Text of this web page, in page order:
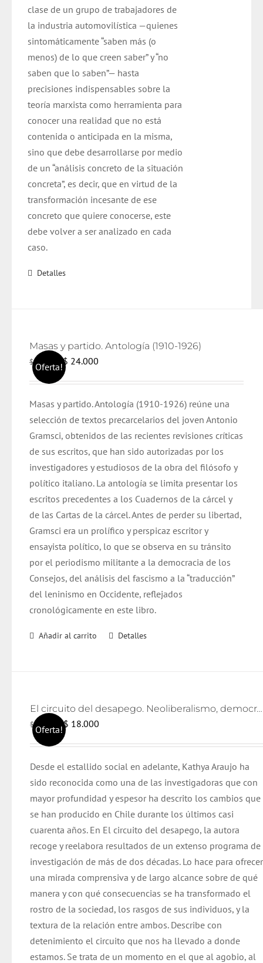
clase de un grupo de trabajadores de
la industria automovilística —quienes
sintomáticamente “saben más (o
menos) de lo que creen saber” y “no
saben que lo saben”— hasta
precisiones indispensables sobre la
teoría marxista como herramienta para
conocer una realidad que no está
contenida o anticipada en la misma,
sino que debe desarrollarse por medio
de un “análisis concreto de la situación
concreta”, es decir, que en virtud de la
transformación incesante de ese
concreto que quiere conocerse, este
debe volver a ser analizado en cada
caso.
Detalles
Oferta!
Masas y partido. Antología (1910-1926)
$25.000
El
precio
era:
$ 25.000.
$ 24.000
es:
$ 24.000.
Masas y partido. Antología (1910-1926) reúne una
selección de textos precarcelarios del joven Antonio
Gramsci, obtenidos de las recientes revisiones críticas
de sus escritos, que han sido autorizadas por los
investigadores y estudiosos de la obra del filósofo y
político italiano. La antología se limita presentar los
escritos precedentes a los Cuadernos de la cárcel y
de las Cartas de la cárcel. Antes de perder su libertad,
Gramsci era un prolífico y perspicaz escritor y
ensayista político, lo que se observa en su tránsito
por el periodismo militante a la democracia de los
Consejos, del análisis del fascismo a la “traducción”
del leninismo en Occidente, reflejados
cronológicamente en este libro.
Añadir al carrito Detalles
Oferta!
El circuito del desapego. Neoliberalismo, democratización y lazo social
$19.000
El
precio
era:
$ 19.000.
$ 18.000
es:
$ 18.000.
Desde el estallido social en adelante, Kathya Araujo ha
sido reconocida como una de las investigadoras que con
mayor profundidad y espesor ha descrito los cambios que
se han producido en Chile durante los últimos casi
cuarenta años. En El circuito del desapego, la autora
recoge y reelabora resultados de un extenso programa de
investigación de más de dos décadas. Lo hace para ofrecer
una mirada comprensiva y de largo alcance sobre de qué
manera y con qué consecuencias se ha transformado el
rostro de la sociedad, los rasgos de sus individuos, y la
textura de la relación entre ambos. Describe con
detenimiento el circuito que nos ha llevado a donde
estamos. Se trata de un momento en el que al agobio, al